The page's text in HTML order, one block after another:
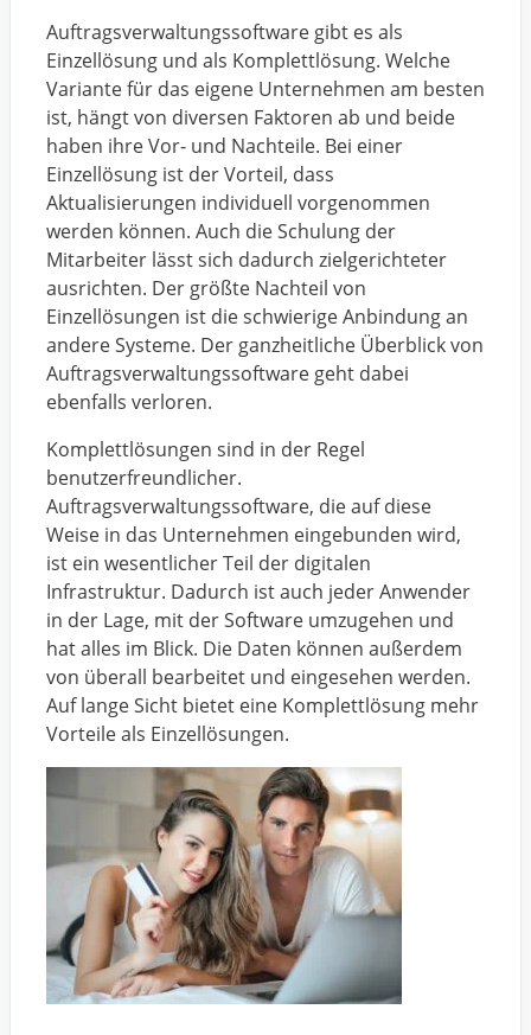
Auftragsverwaltungssoftware gibt es als
Einzellösung und als Komplettlösung. Welche
Variante für das eigene Unternehmen am besten
ist, hängt von diversen Faktoren ab und beide
haben ihre Vor- und Nachteile. Bei einer
Einzellösung ist der Vorteil, dass
Aktualisierungen individuell vorgenommen
werden können. Auch die Schulung der
Mitarbeiter lässt sich dadurch zielgerichteter
ausrichten. Der größte Nachteil von
Einzellösungen ist die schwierige Anbindung an
andere Systeme. Der ganzheitliche Überblick von
Auftragsverwaltungssoftware geht dabei
ebenfalls verloren.
Komplettlösungen sind in der Regel
benutzerfreundlicher.
Auftragsverwaltungssoftware, die auf diese
Weise in das Unternehmen eingebunden wird,
ist ein wesentlicher Teil der digitalen
Infrastruktur. Dadurch ist auch jeder Anwender
in der Lage, mit der Software umzugehen und
hat alles im Blick. Die Daten können außerdem
von überall bearbeitet und eingesehen werden.
Auf lange Sicht bietet eine Komplettlösung mehr
Vorteile als Einzellösungen.